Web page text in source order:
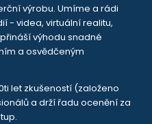
výrobu. Umíme a rádi
- videa, virtuální realitu,
výhodu snadné
a osvědčeným
let zkušeností (založeno
a drží řadu ocenění za